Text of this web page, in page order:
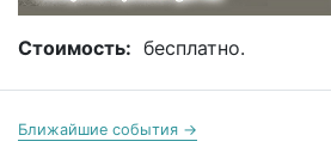
Стоимость: бесплатно.
Ближайшие события →